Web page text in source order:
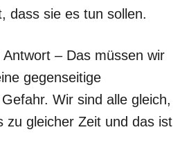
dass sie es tun sollen.
– Das müssen wir
gegenseitige
Wir sind alle gleich,
zu gleicher Zeit und das ist